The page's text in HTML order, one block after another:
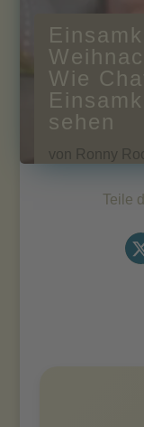
Wie
sehen
von Ronny
Teile